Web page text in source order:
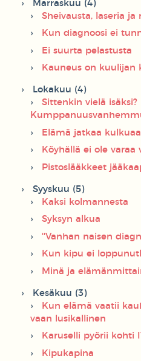
Marraskuu (4)
Sheivausta, laseria ja
Kun diagnoosi ei
Ei suurta pelastusta
Kauneus on kuulijan
Lokakuu (4)
Sittenkin vielä isäksi?
Elämä jatkaa
Köyhällä ei ole varaa
Pistoslääkkeet
Syyskuu (5)
Kaksi kolmannesta
Syksyn alkua
''Vanhan naisen
Kun kipu ei
Minä ja
Kesäkuu (3)
Kun elämä vaatii
vaan lusikallinen
Karuselli pyörii kohti
Kipukapina